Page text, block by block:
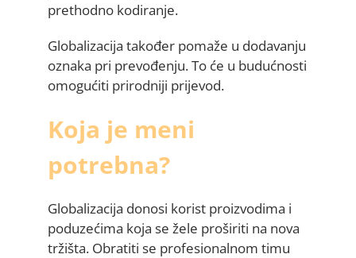
prethodno kodiranje.
Globalizacija također pomaže u dodavanju
oznaka pri prevođenju. To će u budućnosti
omogućiti prirodniji prijevod.
Koja je meni
potrebna?
Globalizacija donosi korist proizvodima i
poduzećima koja se žele proširiti na nova
tržišta. Obratiti se profesionalnom timu